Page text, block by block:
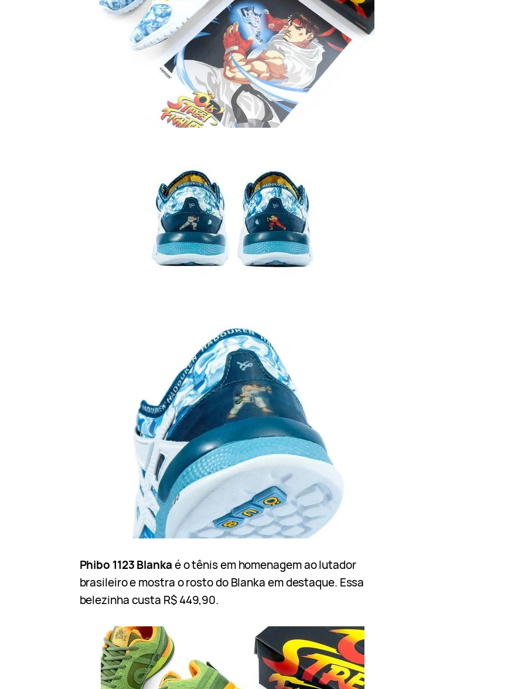
Phibo 1123 Blankaé o tênis em homenagem ao lutador
brasileiro e mostra o rosto do Blanka em destaque. Essa
belezinha custa R$ 449,90.